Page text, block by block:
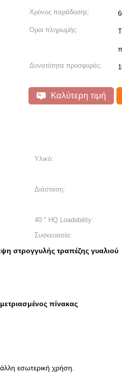
Χρόνος παράδοσης:
Όροι πληρωμής:
Δυνατότητα προσφοράς:
Καλύτερη τιμή
Υλικό:
Διάσταση:
40 " HQ Loadability:
Συσκευασία:
στρογγυλής τραπέζης γυαλιού
πίνακας
εσωτερική χρήση.